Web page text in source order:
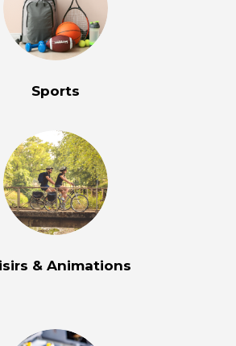
Sports
& Animations